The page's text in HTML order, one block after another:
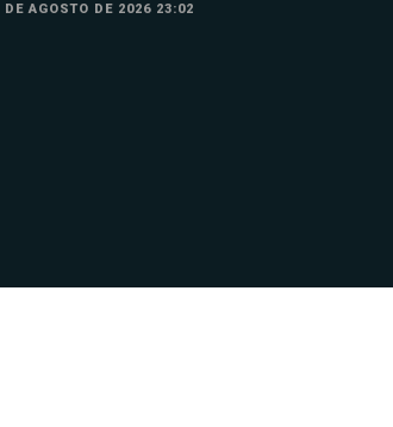
DE AGOSTO DE 2026 23:02